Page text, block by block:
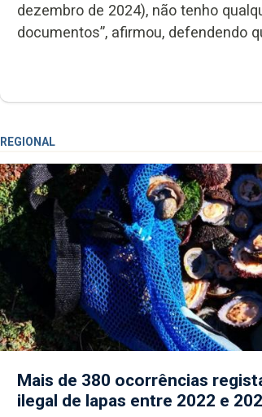
dezembro de 2024), não tenho
documentos”, afirmou, defendendo
REGIONAL
Mais de 380 ocorrências
ilegal de lapas entre 2022 e